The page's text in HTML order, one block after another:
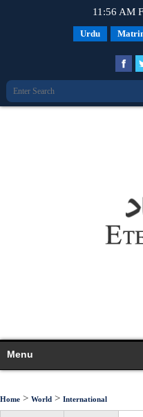
11:56 AM
Urdu
Menu
Home > World > International